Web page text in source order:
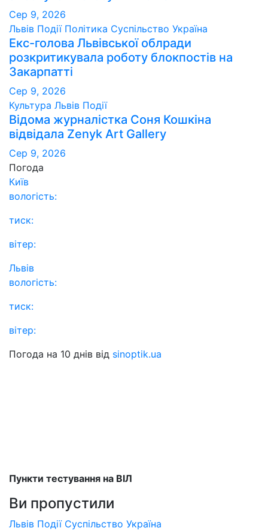
Сер 9, 2026
Львів Події Політика Суспільство Україна
Екс-голова Львівської облради
розкритикувала роботу блокпостів на
Закарпатті
Сер 9, 2026
Культура Львів Події
Відома журналістка Соня Кошкіна
відвідала Zenyk Art Gallery
Сер 9, 2026
Погода
Київ
вологість:
тиск:
вітер:
Львів
вологість:
тиск:
вітер:
Погода на 10 днів від sinoptik.ua
Пункти тестування на ВІЛ
Ви пропустили
Львів Події Суспільство Україна